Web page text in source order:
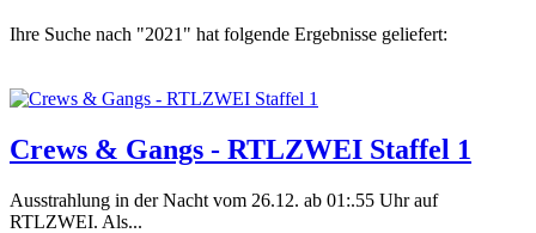
Ihre Suche nach "2021" hat folgende Ergebnisse geliefert:
Crews & Gangs - RTLZWEI Staffel 1
Ausstrahlung in der Nacht vom 26.12. ab 01:.55 Uhr auf
RTLZWEI. Als...